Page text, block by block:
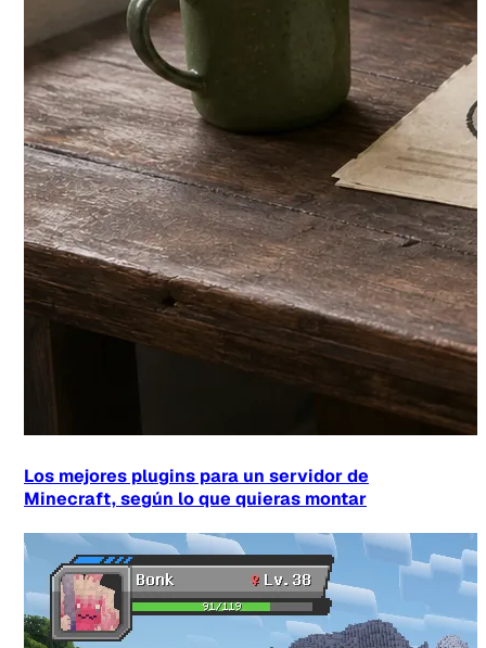
Los mejores plugins para un servidor de
Minecraft, según lo que quieras montar